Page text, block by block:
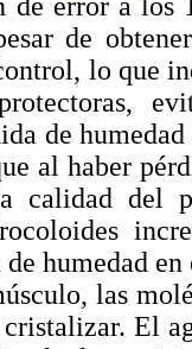
de
lo que
de
al haber
calidad del
humedad
las
El